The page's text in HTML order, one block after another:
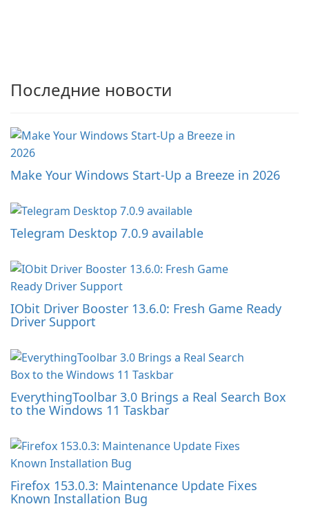
Последние новости
Make Your Windows Start-Up a Breeze in 2026
Telegram Desktop 7.0.9 available
IObit Driver Booster 13.6.0: Fresh Game Ready
Driver Support
EverythingToolbar 3.0 Brings a Real Search Box
to the Windows 11 Taskbar
Firefox 153.0.3: Maintenance Update Fixes
Known Installation Bug